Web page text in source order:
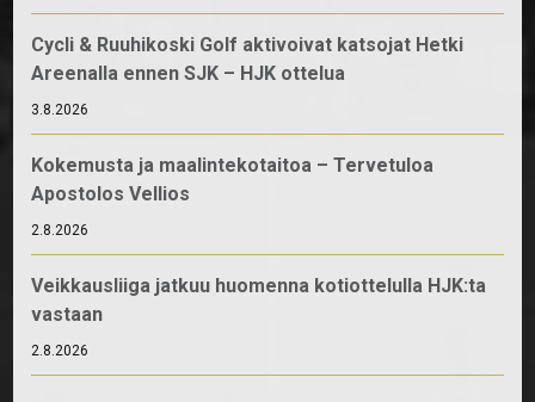
Cycli & Ruuhikoski Golf aktivoivat katsojat Hetki
Areenalla ennen SJK – HJK ottelua
3.8.2026
Kokemusta ja maalintekotaitoa – Tervetuloa
Apostolos Vellios
2.8.2026
Veikkausliiga jatkuu huomenna kotiottelulla HJK:ta
vastaan
2.8.2026